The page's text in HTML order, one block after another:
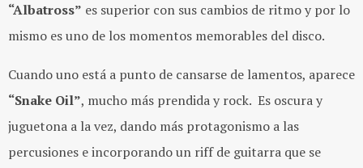
“Albatross” es superior con sus cambios de ritmo y por lo
mismo es uno de los momentos memorables del disco.
Cuando uno está a punto de cansarse de lamentos, aparece
“Snake Oil”, mucho más prendida y rock. Es oscura y
juguetona a la vez, dando más protagonismo a las
percusiones e incorporando un riff de guitarra que se